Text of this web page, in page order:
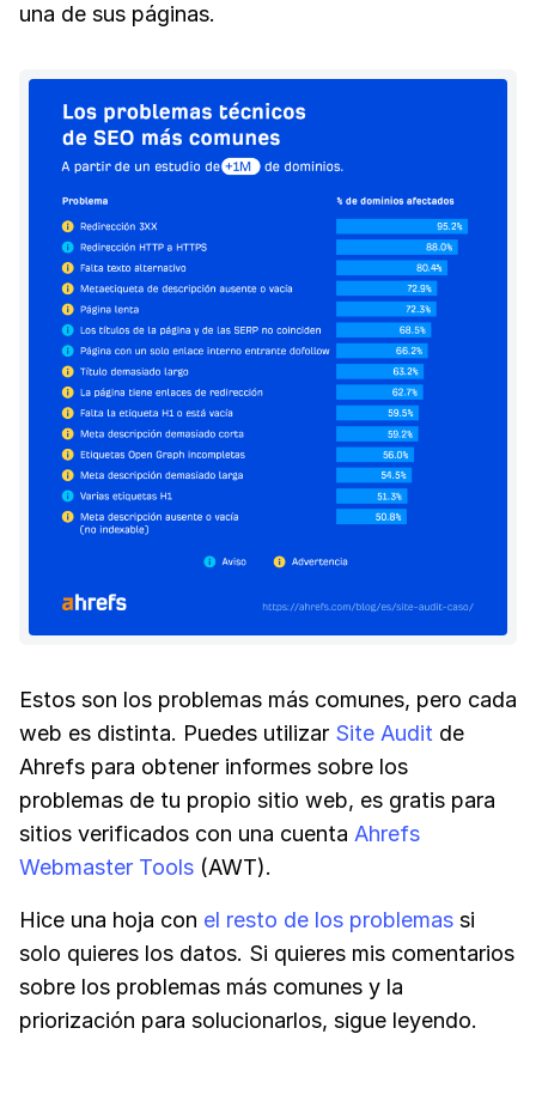
una de sus páginas.
Estos son los problemas más comunes, pero cada
web es distinta. Puedes utilizar Site Audit de
Ahrefs para obtener informes sobre los
problemas de tu propio sitio web, es gratis para
sitios verificados con una cuenta Ahrefs
Webmaster Tools (AWT).
Hice una hoja con el resto de los problemas si
solo quieres los datos. Si quieres mis comentarios
sobre los problemas más comunes y la
priorización para solucionarlos, sigue leyendo.